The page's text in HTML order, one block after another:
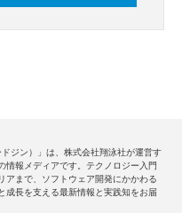
ドジン）」は、株式会社翔泳社が運営す
情報メディアです。テクノロジー入門
アまで、ソフトウェア開発にかかわる
成長を支える最新情報と実践知をお届